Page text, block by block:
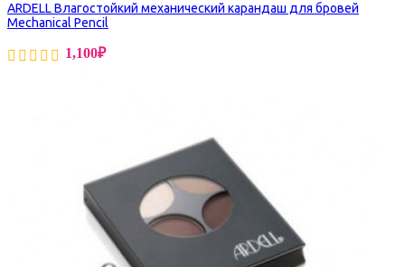
ARDELL Влагостойкий механический карандаш для бровей
Mechanical Pencil
1,100₽